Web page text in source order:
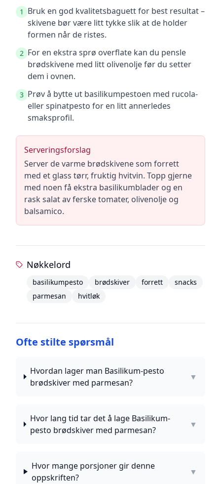
1
Bruk en god kvalitetsbaguett for best resultat –
skivene bør være litt tykke slik at de holder
formen når de ristes.
2 For en ekstra sprø overflate kan du pensle
brødskivene med litt olivenolje før du setter
dem i ovnen.
3 Prøv å bytte ut basilikumpestoen med rucola-
eller spinatpesto for en litt annerledes
smaksprofil.
Serveringsforslag
Server de varme brødskivene som forrett
med et glass tørr, fruktig hvitvin. Topp gjerne
med noen få ekstra basilikumblader og en
rask salat av ferske tomater, olivenolje og
balsamico.
Nøkkelord
basilikumpesto brødskiver forrett
snacks
parmesan
hvitløk
Ofte stilte spørsmål
Hvordan lager man Basilikum-pesto
brødskiver med parmesan?
▼
Hvor lang tid tar det å lage Basilikum-
pesto brødskiver med parmesan?
▼
Hvor mange porsjoner gir denne
oppskriften?
▼